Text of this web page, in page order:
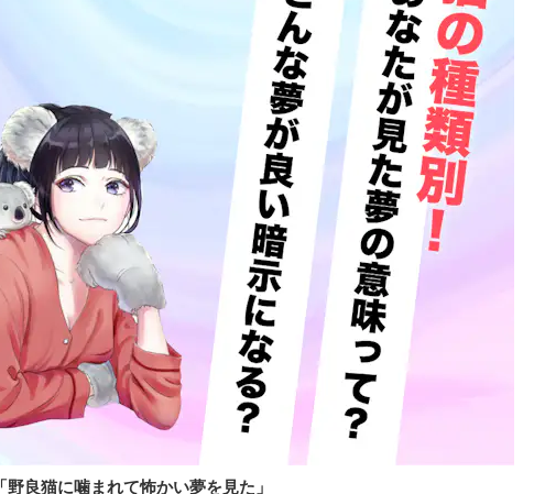
「野良猫に噛まれて怖かい夢を見た」